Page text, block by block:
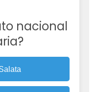
nacional